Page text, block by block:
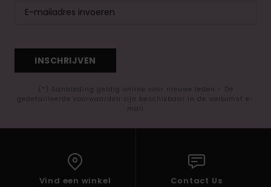
INSCHRIJVEN
(*) Aanbieding geldig online voor nieuwe leden - De
gedetailleerde voorwaarden zijn beschikbaar in de welkomst e-
mail
Vind een winkel Contact Us